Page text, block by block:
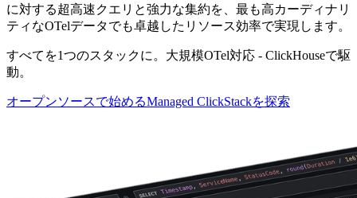
に対する超高速クエリと強力な集約を、最も高カーディナリ
ティなOTelデータでも卓越したリソース効率で実現します。
すべてを1つのスタックに。大規模OTel対応 - ClickHouseで駆
動。
オープンソースで始めるManaged ClickStackを探索